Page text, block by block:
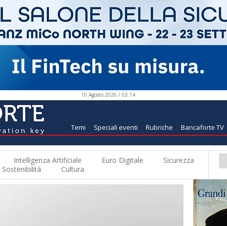
10 Agosto 2026 / 03:14
Temi Speciali eventi Rubriche Bancaforte TV
Intelligenza Artificiale Euro Digitale
Sicurezza
Sostenibilità Cultura